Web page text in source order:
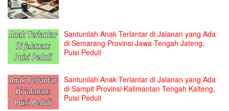
Santunilah Anak Terlantar di Jalanan yang Ada
di Semarang Provinsi Jawa Tengah Jateng,
Puisi Peduli
Santunilah Anak Terlantar di Jalanan yang Ada
di Sampit Provinsi Kalimantan Tengah Kalteng,
Puisi Peduli